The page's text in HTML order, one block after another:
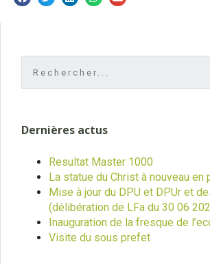
Dernières actus
Resultat Master 1000
La statue du Christ à nouveau en
Mise à jour du DPU et DPUr et
(délibération de LFa du 30 06
Inauguration de la fresque de
Visite du sous prefet